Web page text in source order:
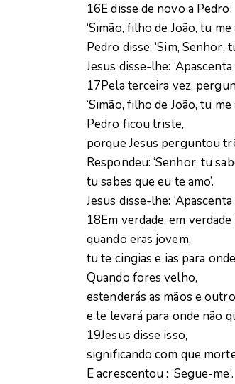
16E disse de novo a Pedro:
‘Simão, filho de João, tu me
Pedro disse: ‘Sim, Senhor,
Jesus disse-lhe:
17Pela terceira vez,
‘Simão, filho de João, tu me
Pedro ficou triste,
porque Jesus perguntou
Respondeu: ‘Senhor, tu
tu sabes que eu te amo’.
Jesus disse-lhe:
18Em verdade, em
quando eras jovem,
tu te cingias e ias para
Quando fores velho,
estenderás as mãos e
e te levará para onde não
19Jesus disse isso,
significando com que
E acrescentou : ‘Segue-me’.